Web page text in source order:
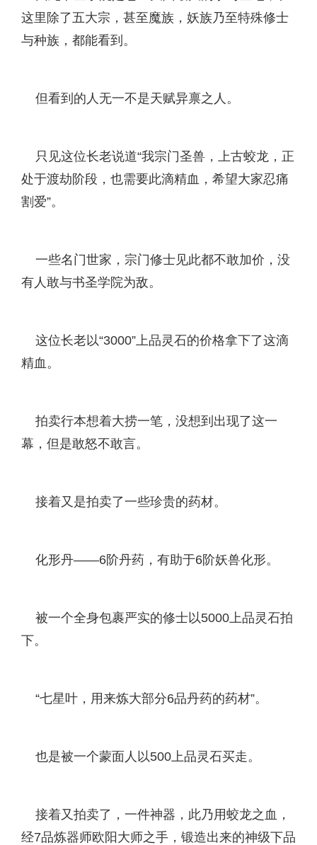
这里除了五大宗，甚至魔族，妖族乃至特殊修士
与种族，都能看到。
但看到的人无一不是天赋异禀之人。
只见这位长老说道“我宗门圣兽，上古蛟龙，正
处于渡劫阶段，也需要此滴精血，希望大家忍痛
割爱”。
一些名门世家，宗门修士见此都不敢加价，没
有人敢与书圣学院为敌。
这位长老以“3000”上品灵石的价格拿下了这滴
精血。
拍卖行本想着大捞一笔，没想到出现了这一
幕，但是敢怒不敢言。
接着又是拍卖了一些珍贵的药材。
化形丹——6阶丹药，有助于6阶妖兽化形。
被一个全身包裹严实的修士以5000上品灵石拍
下。
“七星叶，用来炼大部分6品丹药的药材”。
也是被一个蒙面人以500上品灵石买走。
接着又拍卖了，一件神器，此乃用蛟龙之血，
经7品炼器师欧阳大师之手，锻造出来的神级下品